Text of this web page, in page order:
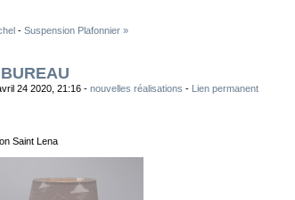
- Suspension Plafonnier »
24 2020, 21:16 - nouvelles réalisations - Lien permanent
Saint Lena